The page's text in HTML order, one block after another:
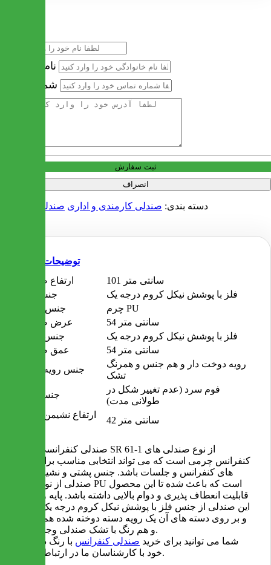
نام خانوادگی
شماره تماس
ثبت سفارش
انصراف
دسته بندی: صندلی کارمندی و اداری صندلی کنفرانس
توضیحات
ارتفاع صندلی
101 سانتی متر
جنس پایه
فلز با پوشش نیکل کروم درجه یک
جنس پشتی
چرم PU
عرض صندلی
54 سانتی متر
جنس دسته
فلز با پوشش نیکل کروم درجه یک
عمق صندلی
54 سانتی متر
جنس رویه دسته
رویه دوخت دار و هم جنس و همرنگ
تشک
جنس فوم
فوم سرد (عدم تغییر شکل در
طولانی مدت)
ارتفاع نشیمن گاه تا
42 سانتی متر
صندلی کنفرانسی مدل SR 61-1 از نوع صندلی های
کنفرانس چرمی است که می تواند انتخابی مناسب برای اتاق
های کنفرانس و جلسات باشد. جنس پشتی و نشیمن این
صندلی از نوع چرم PU است که باعث شده تا این محصول
قابلیت انعطاف پذیری و دوام بالایی داشته باشد. پایه و دسته
این صندلی از جنس فلز با پوشش نیکل کروم درجه یک است
و بر روی دسته های آن یک رویه دسته دوخته شده هم جنس
و هم رنگ با تشک صندلی وجود دارد.
شما می توانید برای خرید صندلی کنفرانس با رنگ دلخواه
خود با کارشناسان ما در ارتباط باشید.